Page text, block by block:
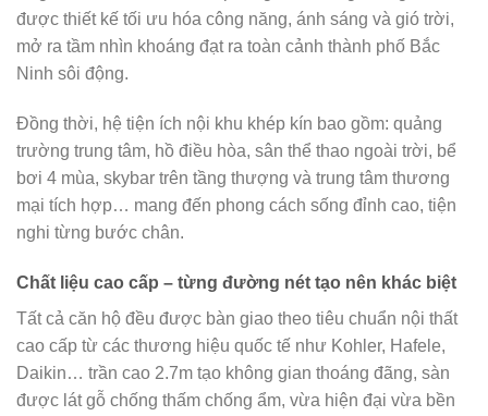
được thiết kế tối ưu hóa công năng, ánh sáng và gió trời,
mở ra tầm nhìn khoáng đạt ra toàn cảnh thành phố Bắc
Ninh sôi động.
Đồng thời, hệ tiện ích nội khu khép kín bao gồm: quảng
trường trung tâm, hồ điều hòa, sân thể thao ngoài trời, bể
bơi 4 mùa, skybar trên tầng thượng và trung tâm thương
mại tích hợp… mang đến phong cách sống đỉnh cao, tiện
nghi từng bước chân.
Chất liệu cao cấp – từng đường nét tạo nên khác biệt
Tất cả căn hộ đều được bàn giao theo tiêu chuẩn nội thất
cao cấp từ các thương hiệu quốc tế như Kohler, Hafele,
Daikin… trần cao 2.7m tạo không gian thoáng đãng, sàn
được lát gỗ chống thấm chống ẩm, vừa hiện đại vừa bền